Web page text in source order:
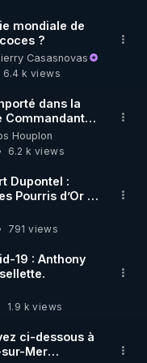
(stages,
ODYSEE
sur la
mondiale de
?
Casasnovas
6.4 k views
dans la
Commandant
juin 1997
Houplon
6.2 k views
Dupontel :
Pourris d’Or »
791 views
19 : Anthony
1.9 k views
ci-dessous à
Mer